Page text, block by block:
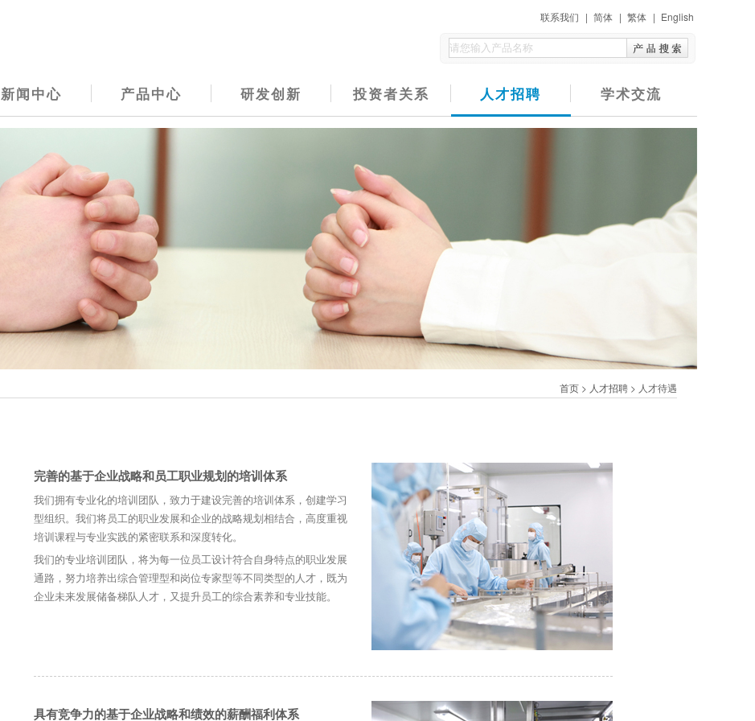
联系我们 | 简体 | 繁体 | English
新闻中心 产品中心 研发创新 投资者关系 人才招聘 学术交流
首页 > 人才招聘 > 人才待遇
完善的基于企业战略和员工职业规划的培训体系
我们拥有专业化的培训团队，致力于建设完善的培训体系，创建学习
型组织。我们将员工的职业发展和企业的战略规划相结合，高度重视
培训课程与专业实践的紧密联系和深度转化。
我们的专业培训团队，将为每一位员工设计符合自身特点的职业发展
通路，努力培养出综合管理型和岗位专家型等不同类型的人才，既为
企业未来发展储备梯队人才，又提升员工的综合素养和专业技能。
具有竞争力的基于企业战略和绩效的薪酬福利体系